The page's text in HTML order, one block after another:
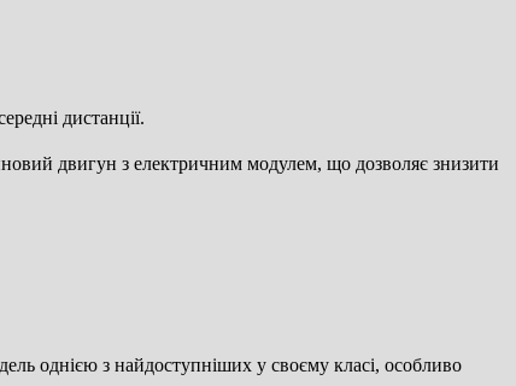
дистанції.
двигун з електричним модулем, що дозволяє знизити
однією з найдоступніших у своєму класі, особливо